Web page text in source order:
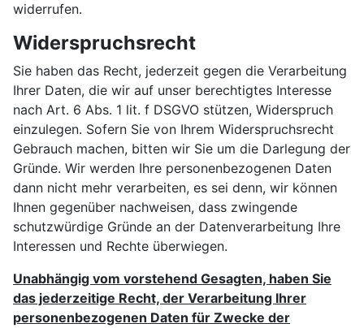
widerrufen.
Widerspruchsrecht
Sie haben das Recht, jederzeit gegen die Verarbeitung
Ihrer Daten, die wir auf unser berechtigtes Interesse
nach Art. 6 Abs. 1 lit. f DSGVO stützen, Widerspruch
einzulegen. Sofern Sie von Ihrem Widerspruchsrecht
Gebrauch machen, bitten wir Sie um die Darlegung der
Gründe. Wir werden Ihre personenbezogenen Daten
dann nicht mehr verarbeiten, es sei denn, wir können
Ihnen gegenüber nachweisen, dass zwingende
schutzwürdige Gründe an der Datenverarbeitung Ihre
Interessen und Rechte überwiegen.
Unabhängig vom vorstehend Gesagten, haben Sie
das jederzeitige Recht, der Verarbeitung Ihrer
personenbezogenen Daten für Zwecke der